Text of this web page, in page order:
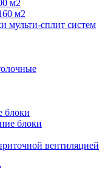
м2
м2
мульти-сплит систем
блоки
блоки
вентиляцией